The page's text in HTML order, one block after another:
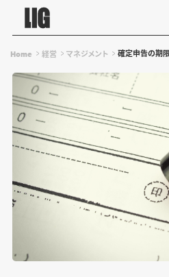
Home 経営 マネジメント 確定申告の期